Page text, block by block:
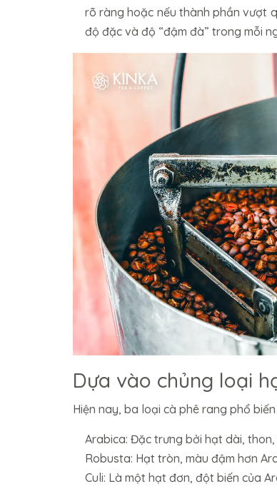
rõ ràng hoặc nếu thành phần vượt
độ đặc và độ “đậm đà” trong mỗi
Dựa vào chủng loại
Hiện nay, ba loại cà phê rang phổ
Arabica: Đặc trưng bởi hạt dài,
Robusta: Hạt tròn, màu đậm hơn
Culi: Là một hạt đơn, đột biến của